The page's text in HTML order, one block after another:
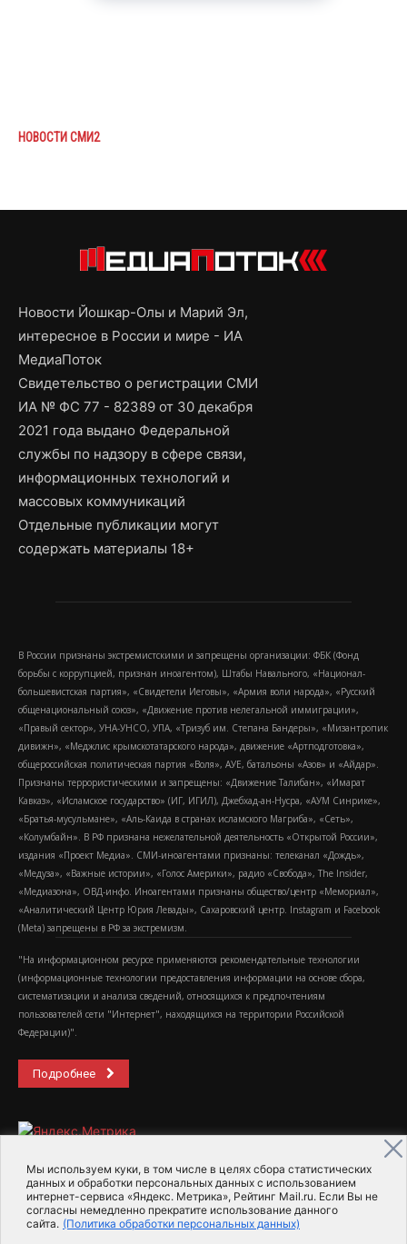
Мы используем куки, в том числе в целях сбора статистических
данных и обработки персональных данных с использованием
интернет-сервиса «Яндекс. Метрика», Рейтинг Mail.ru. Если Вы не
согласны немедленно прекратите использование данного
сайта. (Политика обработки персональных данных)
НОВОСТИ СМИ2
Новости Йошкар-Олы и Марий Эл,
интересное в России и мире - ИА
МедиаПоток
Свидетельство о регистрации СМИ
ИА № ФС 77 - 82389 от 30 декабря
2021 года выдано Федеральной
службы по надзору в сфере связи,
информационных технологий и
массовых коммуникаций
Отдельные публикации могут
содержать материалы 18+
В России признаны экстремистскими и запрещены организации: ФБК (Фонд
борьбы с коррупцией, признан иноагентом), Штабы Навального, «Национал-
большевистская партия», «Свидетели Иеговы», «Армия воли народа», «Русский
общенациональный союз», «Движение против нелегальной иммиграции»,
«Правый сектор», УНА-УНСО, УПА, «Тризуб им. Степана Бандеры», «Мизантропик
дивижн», «Меджлис крымскотатарского народа», движение «Артподготовка»,
общероссийская политическая партия «Воля», АУЕ, батальоны «Азов» и «Айдар».
Признаны террористическими и запрещены: «Движение Талибан», «Имарат
Кавказ», «Исламское государство» (ИГ, ИГИЛ), Джебхад-ан-Нусра, «АУМ Синрике»,
«Братья-мусульмане», «Аль-Каида в странах исламского Магриба», «Сеть»,
«Колумбайн». В РФ признана нежелательной деятельность «Открытой России»,
издания «Проект Медиа». СМИ-иноагентами признаны: телеканал «Дождь»,
«Медуза», «Важные истории», «Голос Америки», радио «Свобода», The Insider,
«Медиазона», ОВД-инфо. Иноагентами признаны общество/центр «Мемориал»,
«Аналитический Центр Юрия Левады», Сахаровский центр. Instagram и Facebook
(Metа) запрещены в РФ за экстремизм.
"На информационном ресурсе применяются рекомендательные технологии
(информационные технологии предоставления информации на основе сбора,
систематизации и анализа сведений, относящихся к предпочтениям
пользователей сети "Интернет", находящихся на территории Российской
Федерации)".
Подробнее
2015-2026- Информационное агентство МедиаПоток